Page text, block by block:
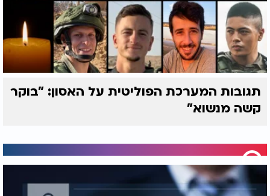
תגובות המערכת הפוליטית על האסון: "בוקר
קשה מנשוא"